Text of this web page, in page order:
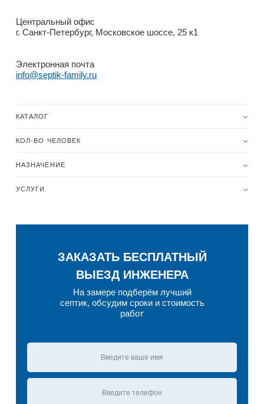
Центральный офис
г. Санкт-Петербург, Московское шоссе, 25 к1
Электронная почта
info@septik-family.ru
КАТАЛОГ
КОЛ-ВО ЧЕЛОВЕК
НАЗНАЧЕНИЕ
УСЛУГИ
ЗАКАЗАТЬ БЕСПЛАТНЫЙ
ВЫЕЗД ИНЖЕНЕРА
На замере подберём лучший
септик, обсудим сроки и стоимость
работ